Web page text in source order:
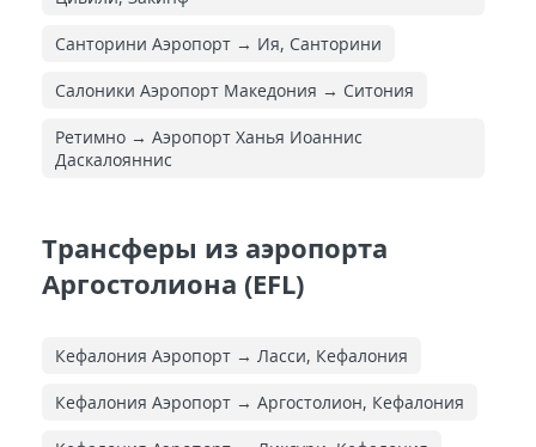
Санторини Аэропорт → Ия, Санторини
Салоники Аэропорт Македония → Ситония
Ретимно → Аэропорт Ханья Иоаннис
Даскалояннис
Трансферы из аэропорта
Аргостолиона (EFL)
Кефалония Аэропорт → Ласси, Кефалония
Кефалония Аэропорт → Аргостолион, Кефалония